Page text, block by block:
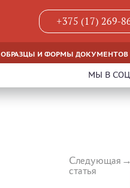
+375 (17) 269-
ОБРАЗЦЫ И ФОРМЫ ДОКУМЕНТОВ
МЫ В
Следующая
статья